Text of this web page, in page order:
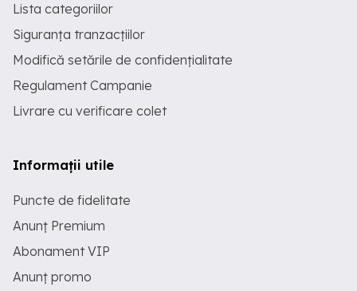
Lista categoriilor
Siguranța tranzacțiilor
Modifică setările de confidențialitate
Regulament Campanie
Livrare cu verificare colet
Informații utile
Puncte de fidelitate
Anunț Premium
Abonament VIP
Anunț promo